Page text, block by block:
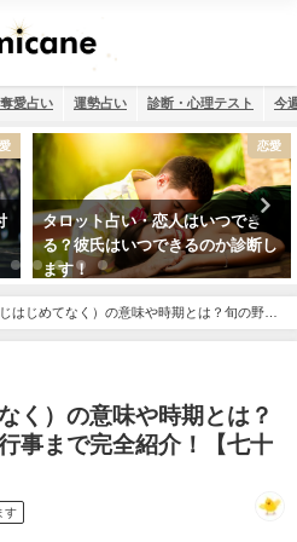
愛占い 運勢占い 診断・心理テスト 今
恋愛
タロット占い・彼氏からの連絡が
来ない理由は？待つほうがいい？
はじめてなく）の意味や時期とは？旬の野
十二候・第六十九候】
く）の意味や時期とは？
事まで完全紹介！【七十
す